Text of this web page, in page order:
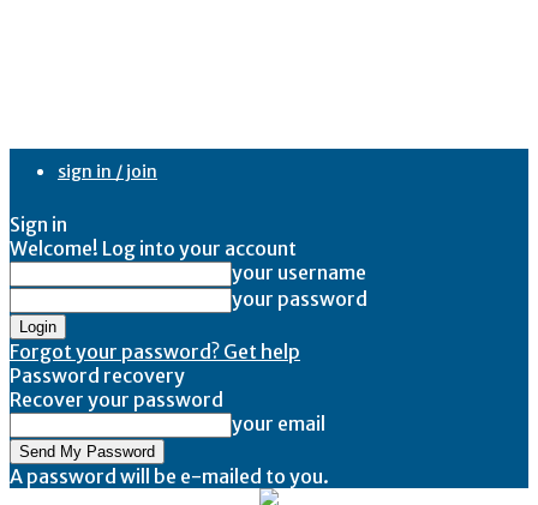
sign in / join
Sign in
Welcome! Log into your account
your username
your password
Forgot your password? Get help
Password recovery
Recover your password
your email
A password will be e-mailed to you.